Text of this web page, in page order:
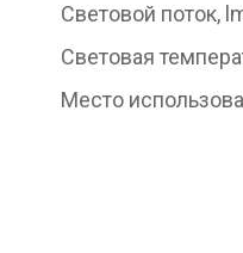
Световой поток,
Световая
Место